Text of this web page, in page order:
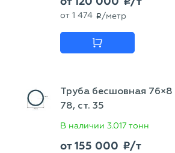
от 1 474 p /метр
Труба бесшовная
78, ст. 35
В наличии 3.017 тонн
от155 000 p/т